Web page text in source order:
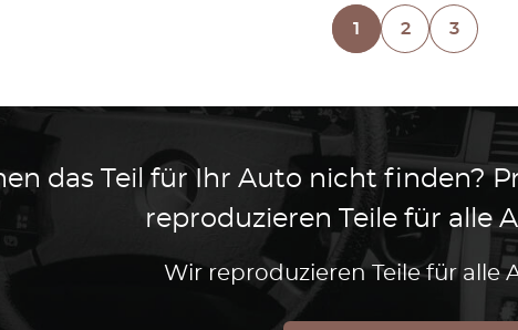
1 2 3
das Teil für Ihr Auto nicht finden?
reproduzieren Teile für alle
Wir reproduzieren Teile für alle